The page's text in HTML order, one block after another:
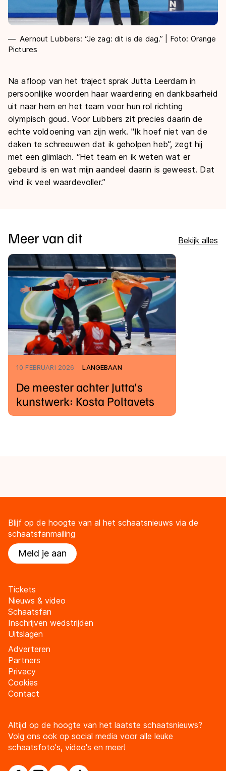
Aernout Lubbers: “Je zag: dit is de dag.” | Foto: Orange
Pictures
Na afloop van het traject sprak Jutta Leerdam in
persoonlijke woorden haar waardering en dankbaarheid
uit naar hem en het team voor hun rol richting
olympisch goud. Voor Lubbers zit precies daarin de
echte voldoening van zijn werk. "Ik hoef niet van de
daken te schreeuwen dat ik geholpen heb”, zegt hij
met een glimlach. “Het team en ik weten wat er
gebeurd is en wat mijn aandeel daarin is geweest. Dat
vind ik veel waardevoller.”
Meer van dit Bekijk alles
10 FEBRUARI 2026 LANGEBAAN
De meester achter Jutta's
kunstwerk: Kosta Poltavets
Blijf op de hoogte van al het schaatsnieuws via de
schaatsfanmailing
Meld je aan
Tickets
Nieuws & video
Schaatsfan
Inschrijven wedstrijden
Uitslagen
Adverteren
Partners
Privacy
Cookies
Contact
Altijd op de hoogte van het laatste schaatsnieuws?
Volg ons ook op social media voor alle leuke
schaatsfoto's, video's en meer!